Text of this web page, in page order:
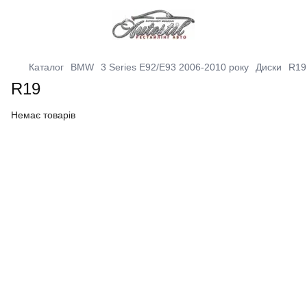
Каталог BMW 3 Series E92/E93 2006-2010 року Диски R19
R19
Немає товарів